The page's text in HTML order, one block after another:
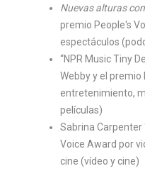
Nuevas alturas
premio People's
espectáculos
“NPR Music Tiny
Webby y el premio
entretenimiento,
películas)
Sabrina Carpenter
Voice Award por
cine (vídeo y cine)